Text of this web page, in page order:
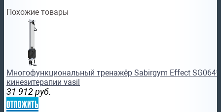
Похожие товары
Многофункциональный тренажёр Sabirgym Effect
кинезитерапии vasil
31 912 руб.
отложить